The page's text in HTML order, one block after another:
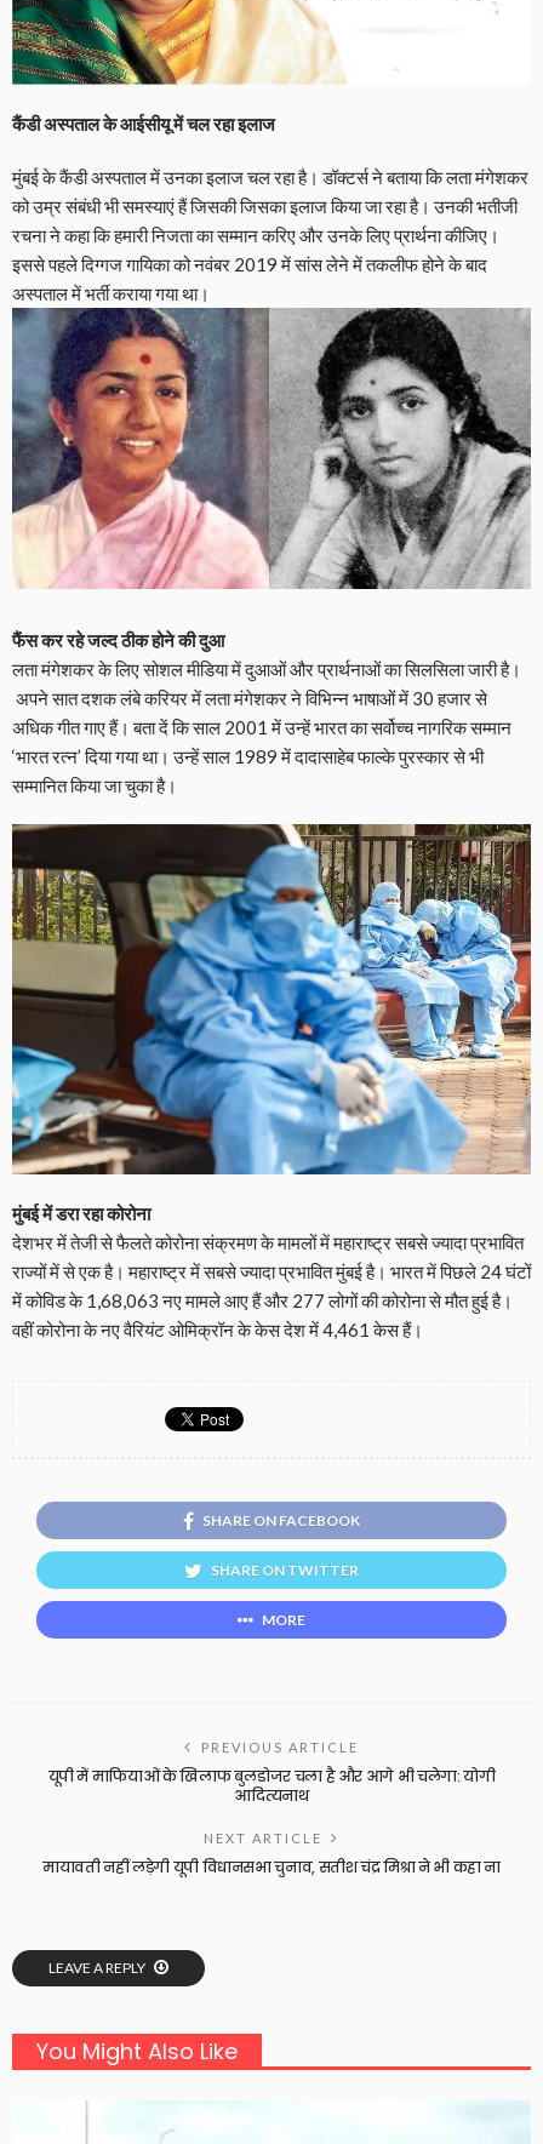
कैंडी अस्पताल के आईसीयू में चल रहा इलाज
मुंबई के कैंडी अस्पताल में उनका इलाज चल रहा है। डॉक्टर्स ने बताया कि लता मंगेशकर
को उम्र संबंधी भी समस्याएं हैं जिसकी जिसका इलाज किया जा रहा है। उनकी भतीजी
रचना ने कहा कि हमारी निजता का सम्मान करिए और उनके लिए प्रार्थना कीजिए।
इससे पहले दिग्गज गायिका को नवंबर 2019 में सांस लेने में तकलीफ होने के बाद
अस्पताल में भर्ती कराया गया था।
फैंस कर रहे जल्द ठीक होने की दुआ
लता मंगेशकर के लिए सोशल मीडिया में दुआओं और प्रार्थनाओं का सिलसिला जारी है।
अपने सात दशक लंबे करियर में लता मंगेशकर ने विभिन्न भाषाओं में 30 हजार से
अधिक गीत गाए हैं। बता दें कि साल 2001 में उन्हें भारत का सर्वोच्च नागरिक सम्मान
‘भारत रत्न’ दिया गया था। उन्हें साल 1989 में दादासाहेब फाल्के पुरस्कार से भी
सम्मानित किया जा चुका है।
मुंबई में डरा रहा कोरोना
देशभर में तेजी से फैलते कोरोना संक्रमण के मामलों में महाराष्ट्र सबसे ज्यादा प्रभावित
राज्यों में से एक है। महाराष्ट्र में सबसे ज्यादा प्रभावित मुंबई है। भारत में पिछले 24 घंटों
में कोविड के 1,68,063 नए मामले आए हैं और 277 लोगों की कोरोना से मौत हुई है।
वहीं कोरोना के नए वैरियंट ओमिक्रॉन के केस देश में 4,461 केस हैं।
SHARE ON FACEBOOK
SHARE ON TWITTER
MORE
PREVIOUS ARTICLE
यूपी में माफियाओं के खिलाफ बुलडोजर चला है और आगे भी चलेगा: योगी
आदित्यनाथ
NEXT ARTICLE
मायावती नहीं लड़ेगी यूपी विधानसभा चुनाव, सतीश चंद्र मिश्रा ने भी कहा ना
LEAVE A REPLY
You Might Also Like